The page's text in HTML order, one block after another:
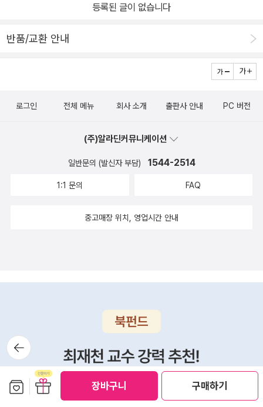
장바구니 구매하기
은것 같더라구요, 도톰한 재질이라 색칠도 가능하고 말이죠.새로운
기와 표정 그리기, 걷고 있는 여자아이, 수영하고 있는 모습, 발레하는
보고 뿌듯해하더라구요.<하루 10분 쉽게 따라 그리기>시리즈 한 권
신감도 채워줄 수 있을것 같습니다.그림 그리는 것 어렵지않아요~
등록된 글이 없습니다
반품/교환 안내
뒤로가
기
로그인 전체 메뉴 회사 소개 출판사 안내 PC 버전
(주)알라딘커뮤니케이션
일반문의 (발신자 부담) 1544-2514
1:1 문의 FAQ
중고매장 위치, 영업시간 안내